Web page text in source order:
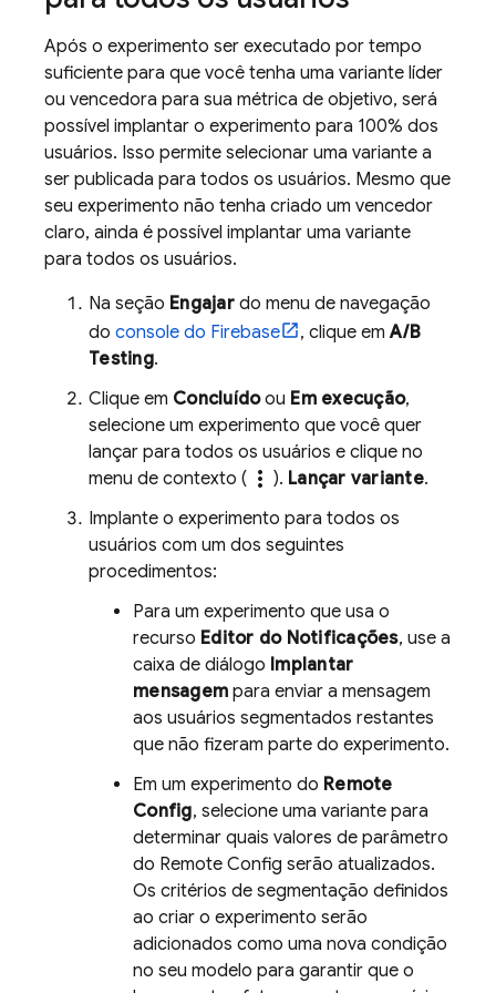
Após o experimento ser executado por tempo
suficiente para que você tenha uma variante líder
ou vencedora para sua métrica de objetivo, será
possível implantar o experimento para 100% dos
usuários. Isso permite selecionar uma variante a
ser publicada para todos os usuários. Mesmo que
seu experimento não tenha criado um vencedor
claro, ainda é possível implantar uma variante
para todos os usuários.
Na seção Engajardo menu de navegação
do console do Firebase , clique emA/B
Testing.
Clique em Concluídoou Em execução,
selecione um experimento que você quer
lançar para todos os usuários e clique no
menu de contexto ( more_vert ). Lançar variante.
Implante o experimento para todos os
usuários com um dos seguintes
procedimentos:
Para um experimento que usa o
recurso Editor do Notificações, use a
caixa de diálogo Implantar
mensagem para enviar a mensagem
aos usuários segmentados restantes
que não fizeram parte do experimento.
Em um experimento do Remote
Config, selecione uma variante para
determinar quais valores de parâmetro
do Remote Config serão atualizados.
Os critérios de segmentação definidos
ao criar o experimento serão
adicionados como uma nova condição
no seu modelo para garantir que o